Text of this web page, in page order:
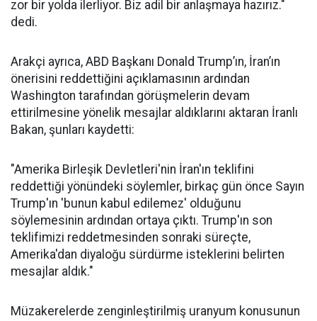
zor bir yolda ilerliyor. Biz adil bir anlaşmaya hazırız."
dedi.
Arakçi ayrıca, ABD Başkanı Donald Trump’ın, İran’ın
önerisini reddettiğini açıklamasının ardından
Washington tarafından görüşmelerin devam
ettirilmesine yönelik mesajlar aldıklarını aktaran İranlı
Bakan, şunları kaydetti:
"Amerika Birleşik Devletleri'nin İran'ın teklifini
reddettiği yönündeki söylemler, birkaç gün önce Sayın
Trump'ın 'bunun kabul edilemez' olduğunu
söylemesinin ardından ortaya çıktı. Trump'ın son
teklifimizi reddetmesinden sonraki süreçte,
Amerika'dan diyaloğu sürdürme isteklerini belirten
mesajlar aldık."
Müzakerelerde zenginleştirilmiş uranyum konusunun